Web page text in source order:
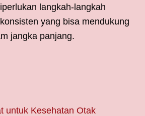
langkah-langkah
yang bisa mendukung
jangka panjang.
untuk Kesehatan Otak